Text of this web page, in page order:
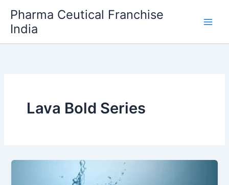
content
Pharma Ceutical Franchise
India
Lava Bold Series